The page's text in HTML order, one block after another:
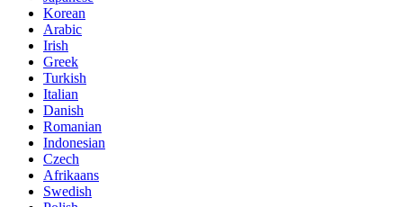
Korean
Arabic
Irish
Greek
Turkish
Italian
Danish
Romanian
Indonesian
Czech
Afrikaans
Swedish